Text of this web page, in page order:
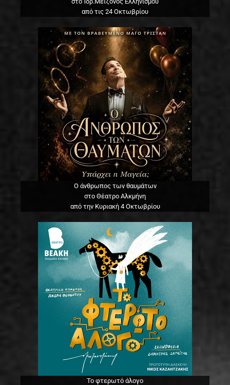
από τις 24 Οκτωβρίου
Ο άνθρωπος των θαυμάτων
στο Θέατρο Αλκμήνη
από την Κυριακή 4 Οκτωβρίου
Το φτερωτό άλογο